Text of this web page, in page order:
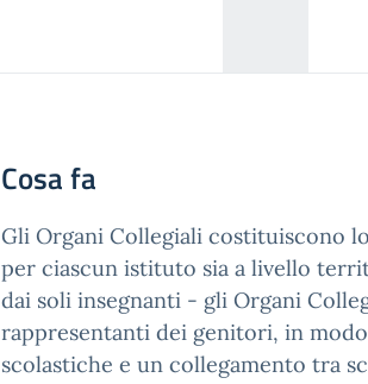
Cosa fa
Gli Organi Collegiali costituiscono
per ciascun istituto sia a livello
dai soli insegnanti - gli Organi
rappresentanti dei genitori, in
scolastiche e un collegamento tra